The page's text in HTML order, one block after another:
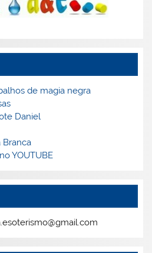
de magia negra
Daniel
Branca
YOUTUBE